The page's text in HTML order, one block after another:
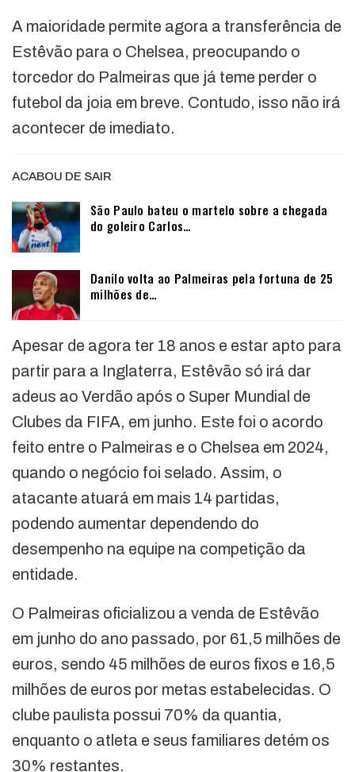
A maioridade permite agora a transferência de
Estêvão para o Chelsea, preocupando o
torcedor do Palmeiras que já teme perder o
futebol da joia em breve. Contudo, isso não irá
acontecer de imediato.
ACABOU DE SAIR
São Paulo bateu o martelo sobre a chegada
do goleiro Carlos…
Danilo volta ao Palmeiras pela fortuna de 25
milhões de…
Apesar de agora ter 18 anos e estar apto para
partir para a Inglaterra, Estêvão só irá dar
adeus ao Verdão após o Super Mundial de
Clubes da FIFA, em junho. Este foi o acordo
feito entre o Palmeiras e o Chelsea em 2024,
quando o negócio foi selado. Assim, o
atacante atuará em mais 14 partidas,
podendo aumentar dependendo do
desempenho na equipe na competição da
entidade.
O Palmeiras oficializou a venda de Estêvão
em junho do ano passado, por 61,5 milhões de
euros, sendo 45 milhões de euros fixos e 16,5
milhões de euros por metas estabelecidas. O
clube paulista possui 70% da quantia,
enquanto o atleta e seus familiares detém os
30% restantes.